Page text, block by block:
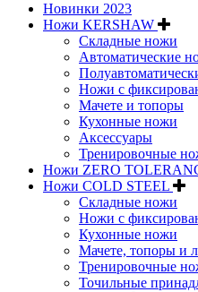
Новинки 2023
Ножи KERSHAW
Складные ножи
Автоматические
Ножи с
Мачете и топоры
Кухонные ножи
Аксессуары
Тренировочные
Ножи ZERO
Ножи COLD STEEL
Складные ножи
Ножи с
Кухонные ножи
Мачете, топоры и
Тренировочные
Точильные